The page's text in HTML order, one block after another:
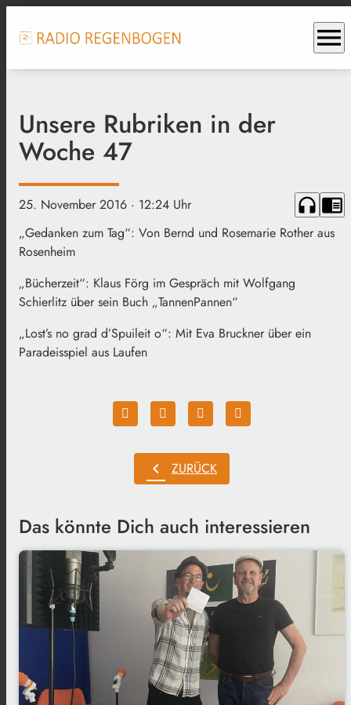
menu
Unsere Rubriken in der
Woche 47
25. November 2016 · 12:24 Uhr headphones chrome_reader_mode
„Gedanken zum Tag“: Von Bernd und Rosemarie Rother aus
Rosenheim
„Bücherzeit“: Klaus Förg im Gespräch mit Wolfgang
Schierlitz über sein Buch „TannenPannen“
„Lost’s no grad d’Spuileit o“: Mit Eva Bruckner über ein
Paradeisspiel aus Laufen
chevron_left ZURÜCK
Das könnte Dich auch interessieren